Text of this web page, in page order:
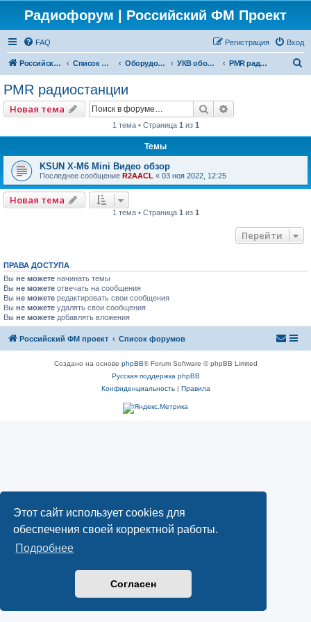
Этот сайт использует cookies для
обеспечения своей корректной работы.
Подробнее
Согласен
Радиофорум | Российский ФМ Проект
FAQ Вход
Регистрация
Российский ФМ проект Список форумов Оборудование УКВ оборудование PMR радиостанции
PMR радиостанции
Новая тема Поиск
1 тема • Страница 1 из 1
Темы
KSUN X-M6 Mini Видео обзор
Последнее сообщение R2AACL « 03 ноя 2022, 12:25
Новая тема
1 тема • Страница 1 из 1
Перейти
ПРАВА ДОСТУПА
Вы не можете начинать темы
Вы не можете отвечать на сообщения
Вы не можете редактировать свои сообщения
Вы не можете удалять свои сообщения
Вы не можете добавлять вложения
Российский ФМ проект Список форумов
Создано на основе phpBB® Forum Software © phpBB Limited
Русская поддержка phpBB
Конфиденциальность| Правила